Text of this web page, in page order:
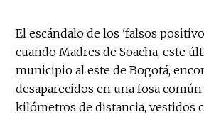
El escándalo de los 'falsos
cuando Madres de Soacha, este
municipio al este de Bogotá,
desaparecidos en una fosa
kilómetros de distancia, vestidos